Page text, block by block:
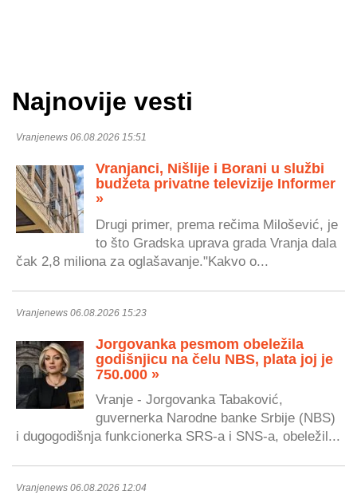
Najnovije vesti
Vranjenews 06.08.2026 15:51
Vranjanci, Nišlije i Borani u službi
budžeta privatne televizije Informer
»
Drugi primer, prema rečima Milošević, je
to što Gradska uprava grada Vranja dala
čak 2,8 miliona za oglašavanje."Kakvo o...
Vranjenews 06.08.2026 15:23
Jorgovanka pesmom obeležila
godišnjicu na čelu NBS, plata joj je
750.000 »
Vranje - Jorgovanka Tabaković,
guvernerka Narodne banke Srbije (NBS)
i dugogodišnja funkcionerka SRS-a i SNS-a, obeležil...
Vranjenews 06.08.2026 12:04